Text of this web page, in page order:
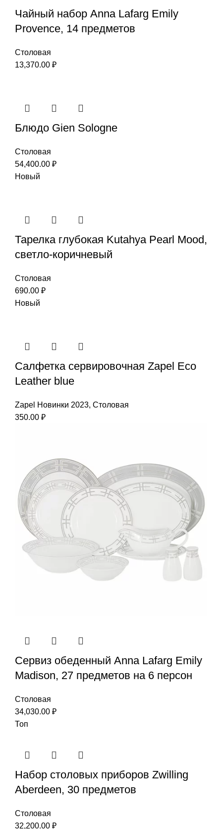
Чайный набор Anna Lafarg Emily
Provence, 14 предметов
Столовая
13,370.00 ₽
Блюдо Gien Sologne
Столовая
54,400.00 ₽
Новый
Тарелка глубокая Kutahya Pearl Mood,
светло-коричневый
Столовая
690.00 ₽
Новый
Салфетка сервировочная Zapel Eco
Leather blue
Zapel Новинки 2023, Столовая
350.00 ₽
Сервиз обеденный Anna Lafarg Emily
Madison, 27 предметов на 6 персон
Столовая
34,030.00 ₽
Топ
Набор столовых приборов Zwilling
Aberdeen, 30 предметов
Столовая
32,200.00 ₽